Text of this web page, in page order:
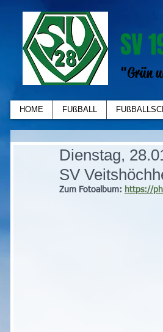
SV
"Grün
HOME FUßBALL
Dienstag,
SV
Zum Fotoalbum: https://